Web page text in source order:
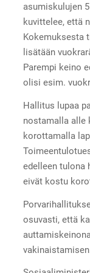
asumiskulujen
kuvittelee, että
Kokemuksesta
lisätään
Parempi keino
olisi esim.
Hallitus lupaa
nostamalla alle
korottamalla
edelleen tulona
eivät kostu
osuvasti, että